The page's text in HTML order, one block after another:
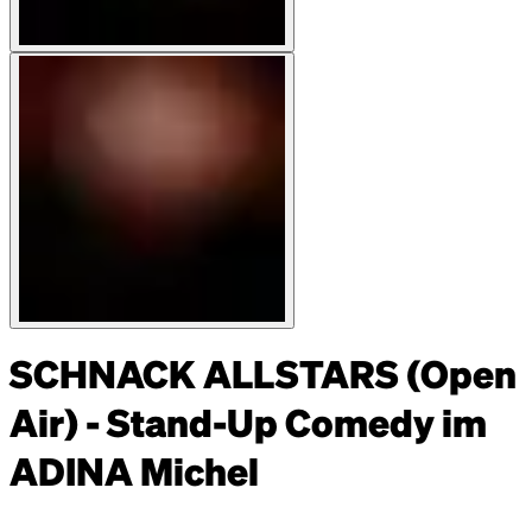
SCHNACK ALLSTARS (Open
Air) - Stand-Up Comedy im
ADINA Michel